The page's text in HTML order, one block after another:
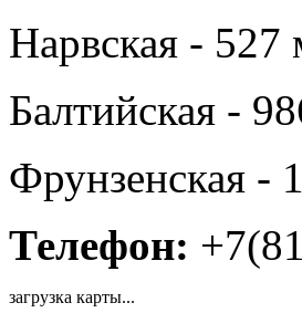
Нарвская - 527
Балтийская -
Фрунзенская -
Телефон:
загрузка карты...